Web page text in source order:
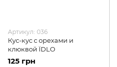
Артикул: 036
Кус-кус с орехами и
клюквой ЇDLO
125 грн